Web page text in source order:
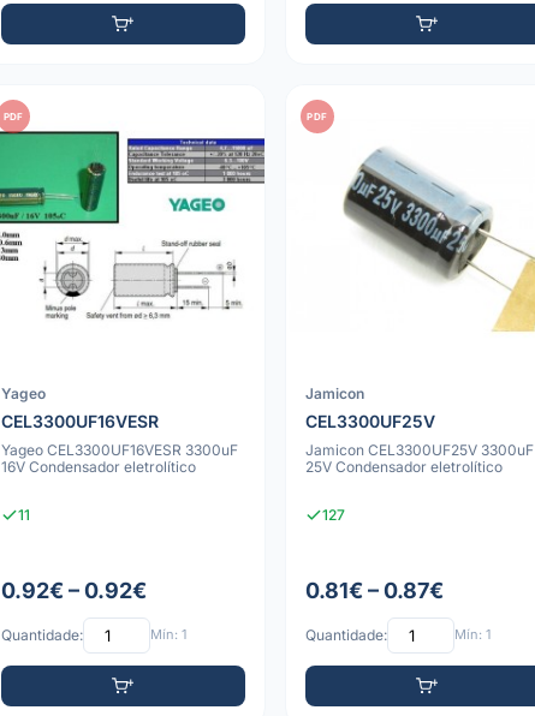
PDF
Yageo
CEL3300UF16VESR
Yageo CEL3300UF16VESR 3300uF
16V Condensador eletrolítico
11
0.92€ – 0.92€
Quantidade: Mín: 1
PDF
Jamicon
CEL3300UF25V
Jamicon CEL3300UF25V 3300uF
25V Condensador eletrolítico
127
0.81€ – 0.87€
Quantidade: Mín: 1